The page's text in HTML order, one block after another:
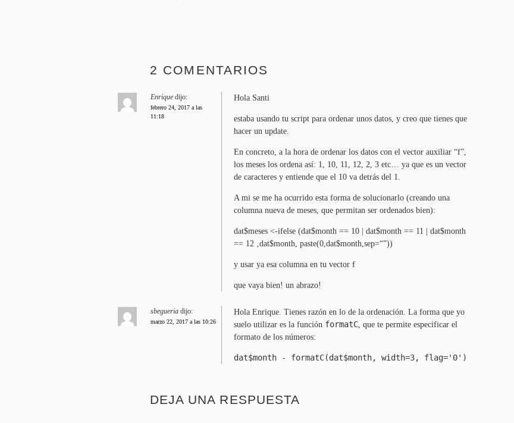
2 COMENTARIOS
Enrique dijo:
febrero 24, 2017 a las
11:18
Hola Santi
estaba usando tu script para ordenar unos datos, y creo que tienes que
hacer un update.
En concreto, a la hora de ordenar los datos con el vector auxiliar “f”,
los meses los ordena así: 1, 10, 11, 12, 2, 3 etc… ya que es un vector
de caracteres y entiende que el 10 va detrás del 1.
A mi se me ha ocurrido esta forma de solucionarlo (creando una
columna nueva de meses, que permitan ser ordenados bien):
dat$meses <-ifelse (dat$month == 10 | dat$month == 11 | dat$month
== 12 ‚dat$month, paste(0,dat$month,sep=“”))
y usar ya esa columna en tu vector f
que vaya bien! un abrazo!
sbegueria dijo:
marzo 22, 2017 a las 10:26
Hola Enrique. Tienes razón en lo de la ordenación. La forma que yo
suelo utilizar es la función formatC, que te permite especificar el
formato de los números:
dat$month - formatC(dat$month, width=3, flag='0')
DEJA UNA RESPUESTA